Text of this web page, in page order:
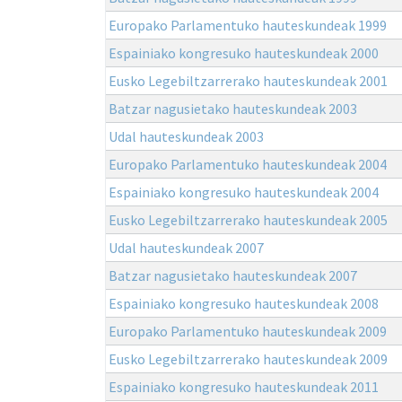
Europako Parlamentuko hauteskundeak 1999
Espainiako kongresuko hauteskundeak 2000
Eusko Legebiltzarrerako hauteskundeak 2001
Batzar nagusietako hauteskundeak 2003
Udal hauteskundeak 2003
Europako Parlamentuko hauteskundeak 2004
Espainiako kongresuko hauteskundeak 2004
Eusko Legebiltzarrerako hauteskundeak 2005
Udal hauteskundeak 2007
Batzar nagusietako hauteskundeak 2007
Espainiako kongresuko hauteskundeak 2008
Europako Parlamentuko hauteskundeak 2009
Eusko Legebiltzarrerako hauteskundeak 2009
Espainiako kongresuko hauteskundeak 2011